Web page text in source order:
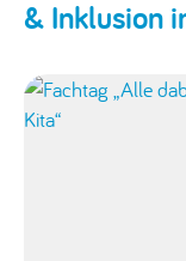
& Inklusion